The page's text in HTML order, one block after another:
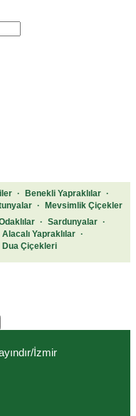
· Benekli Yapraklılar ·
·
Mevsimlik Çiçekler
· Sardunyalar ·
Alacalı Yapraklılar
·
Dua Çiçekleri
İzmir